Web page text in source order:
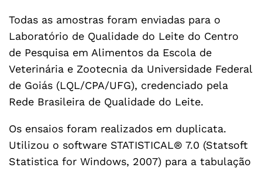
Todas as amostras foram enviadas para o
Laboratório de Qualidade do Leite do Centro
de Pesquisa em Alimentos da Escola de
Veterinária e Zootecnia da Universidade Federal
de Goiás (LQL/CPA/UFG), credenciado pela
Rede Brasileira de Qualidade do Leite.
Os ensaios foram realizados em duplicata.
Utilizou o software STATISTICAL® 7.0 (Statsoft
Statistica for Windows, 2007) para a tabulação